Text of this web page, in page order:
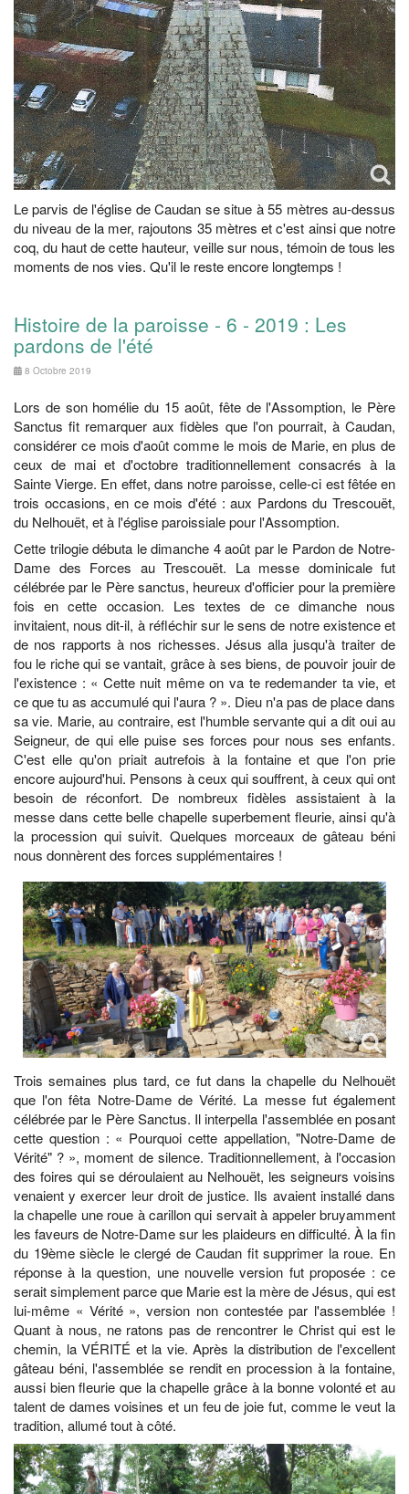
Le parvis de l'église de Caudan se situe à 55 mètres au-dessus
du niveau de la mer, rajoutons 35 mètres et c'est ainsi que notre
coq, du haut de cette hauteur, veille sur nous, témoin de tous les
moments de nos vies. Qu'il le reste encore longtemps !
Histoire de la paroisse - 6 - 2019 : Les
pardons de l'été
8 Octobre 2019
Lors de son homélie du 15 août, fête de l'Assomption, le Père
Sanctus fit remarquer aux fidèles que l'on pourrait, à Caudan,
considérer ce mois d'août comme le mois de Marie, en plus de
ceux de mai et d'octobre traditionnellement consacrés à la
Sainte Vierge. En effet, dans notre paroisse, celle-ci est fêtée en
trois occasions, en ce mois d'été : aux Pardons du Trescouët,
du Nelhouët, et à l'église paroissiale pour l'Assomption.
Cette trilogie débuta le dimanche 4 août par le Pardon de Notre-
Dame des Forces au Trescouët. La messe dominicale fut
célébrée par le Père sanctus, heureux d'officier pour la première
fois en cette occasion. Les textes de ce dimanche nous
invitaient, nous dit-il, à réfléchir sur le sens de notre existence et
de nos rapports à nos richesses. Jésus alla jusqu'à traiter de
fou le riche qui se vantait, grâce à ses biens, de pouvoir jouir de
l'existence : « Cette nuit même on va te redemander ta vie, et
ce que tu as accumulé qui l'aura ? ». Dieu n'a pas de place dans
sa vie. Marie, au contraire, est l'humble servante qui a dit oui au
Seigneur, de qui elle puise ses forces pour nous ses enfants.
C'est elle qu'on priait autrefois à la fontaine et que l'on prie
encore aujourd'hui. Pensons à ceux qui souffrent, à ceux qui ont
besoin de réconfort. De nombreux fidèles assistaient à la
messe dans cette belle chapelle superbement fleurie, ainsi qu'à
la procession qui suivit. Quelques morceaux de gâteau béni
nous donnèrent des forces supplémentaires !
Trois semaines plus tard, ce fut dans la chapelle du Nelhouët
que l'on fêta Notre-Dame de Vérité. La messe fut également
célébrée par le Père Sanctus. Il interpella l'assemblée en posant
cette question : « Pourquoi cette appellation, "Notre-Dame de
Vérité" ? », moment de silence. Traditionnellement, à l'occasion
des foires qui se déroulaient au Nelhouët, les seigneurs voisins
venaient y exercer leur droit de justice. Ils avaient installé dans
la chapelle une roue à carillon qui servait à appeler bruyamment
les faveurs de Notre-Dame sur les plaideurs en difficulté. À la fin
du 19ème siècle le clergé de Caudan fit supprimer la roue. En
réponse à la question, une nouvelle version fut proposée : ce
serait simplement parce que Marie est la mère de Jésus, qui est
lui-même « Vérité », version non contestée par l'assemblée !
Quant à nous, ne ratons pas de rencontrer le Christ qui est le
chemin, la VÉRITÉ et la vie. Après la distribution de l'excellent
gâteau béni, l'assemblée se rendit en procession à la fontaine,
aussi bien fleurie que la chapelle grâce à la bonne volonté et au
talent de dames voisines et un feu de joie fut, comme le veut la
tradition, allumé tout à côté.